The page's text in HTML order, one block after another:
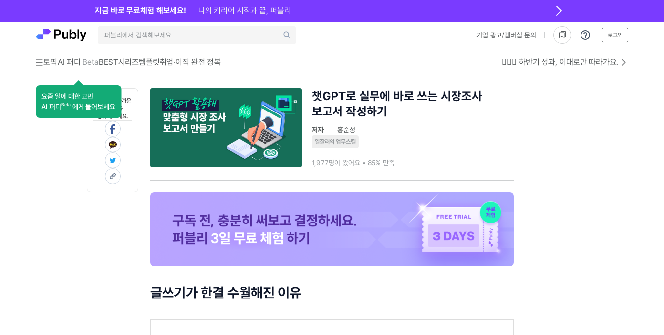
기업 광고/멤버십 문의 로그인
토픽AI 퍼디 Beta
요즘 일에 대한 고민
AI 퍼디 Beta 에게 물어보세요
BEST시리즈템플릿취업·이직 완전 정복 💁🏻‍♂️ 하반기 성과, 이대로만 따라가요.
지금 바로 무료체험 해보세요! 나의 커리어 시작과 끝, 퍼블리
혼자 보기 아까운
콘텐츠를
공유해보세요.
챗GPT로 실무에 바로 쓰는 시장조사
보고서 작성하기
저자 홍순성
일잘러의 업무스킬
1,977명이 봤어요 • 85% 만족
글쓰기가 한결 수월해진 이유